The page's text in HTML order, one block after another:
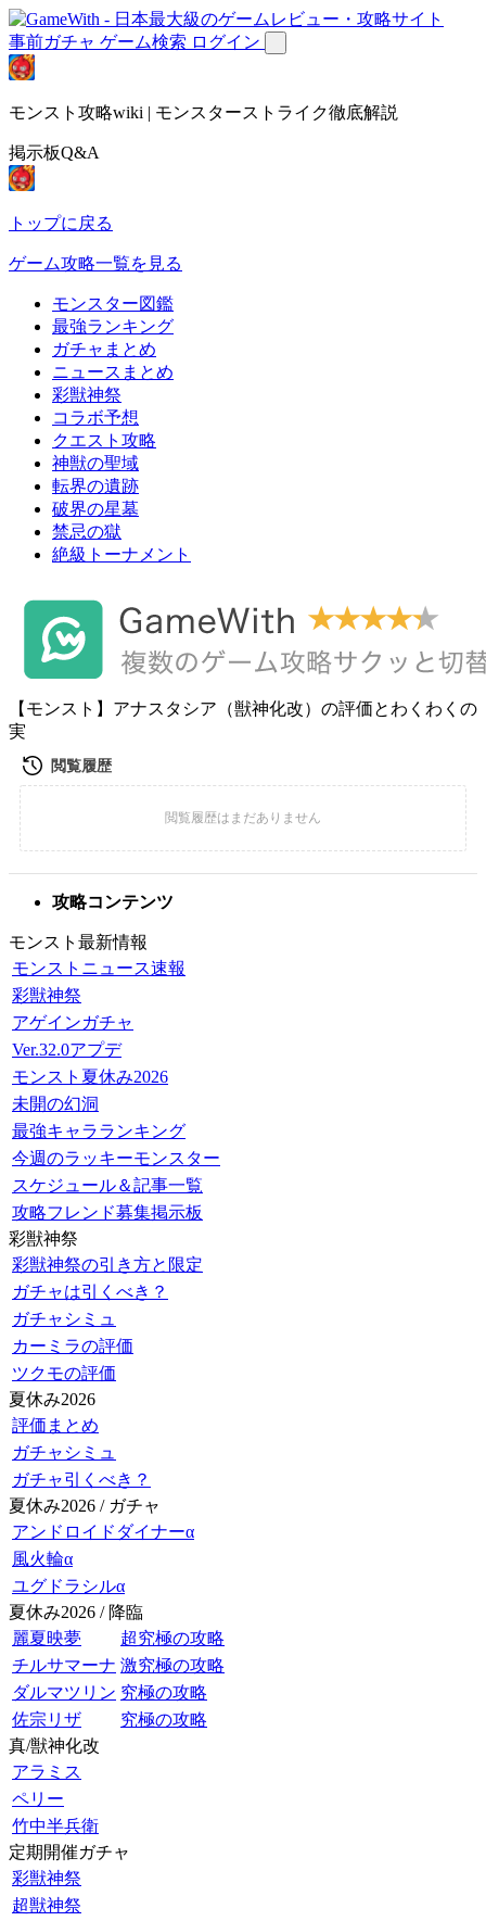
事前ガチャ ゲーム検索 ログイン
モンスト攻略wiki | モンスターストライク徹底解説
掲示板Q&A
トップに戻る
ゲーム攻略一覧を見る
モンスター図鑑
最強ランキング
ガチャまとめ
ニュースまとめ
彩獣神祭
コラボ予想
クエスト攻略
神獣の聖域
転界の遺跡
破界の星墓
禁忌の獄
絶級トーナメント
【モンスト】アナスタシア（獣神化改）の評価とわくわくの
実
攻略コンテンツ
モンスト最新情報
モンストニュース速報
彩獣神祭
アゲインガチャ
Ver.32.0アプデ
モンスト夏休み2026
未開の幻洞
最強キャラランキング
今週のラッキーモンスター
スケジュール＆記事一覧
攻略フレンド募集掲示板
彩獣神祭
彩獣神祭の引き方と限定
ガチャは引くべき？
ガチャシミュ
カーミラの評価
ツクモの評価
夏休み2026
評価まとめ
ガチャシミュ
ガチャ引くべき？
夏休み2026 / ガチャ
アンドロイドダイナーα
風火輪α
ユグドラシルα
夏休み2026 / 降臨
麗夏映夢
超究極の攻略
チルサマーナ 激究極の攻略
ダルマツリン 究極の攻略
佐宗リザ
究極の攻略
真/獣神化改
アラミス
ペリー
竹中半兵衛
定期開催ガチャ
彩獣神祭
超獣神祭